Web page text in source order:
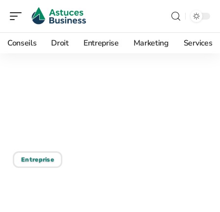
Conseils Droit Entreprise Marketing Services
Entreprise